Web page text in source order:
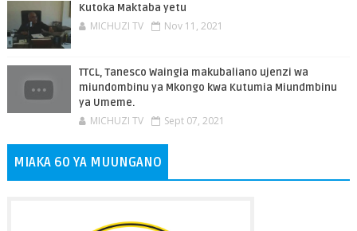
Kutoka Maktaba yetu
MICHUZI TV Nov 11, 2021
TTCL, Tanesco Waingia makubaliano ujenzi wa
miundombinu ya Mkongo kwa Kutumia Miundmbinu
ya Umeme.
MICHUZI TV Sept 07, 2021
MIAKA 60 YA MUUNGANO